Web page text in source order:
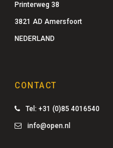
Printerweg 38
3821 AD Amersfoort
NEDERLAND
CONTACT
Tel: +31 (0)85 4016540
info@open.nl